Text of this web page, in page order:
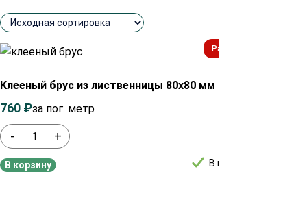
Распродажа!
Клееный брус из лиственницы 80х80 мм сорт AB
- +
В наличии
760 ₽за пог. метр
В корзину